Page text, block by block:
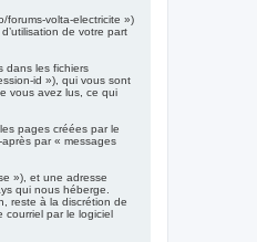
forums-volta-electricite »)
de votre part
dans les fichiers
id »), qui vous sont
vous avez lus, ce qui
pages créées par le
par « messages
»), et une adresse
qui nous héberge.
reste à la discrétion de
courriel par le logiciel